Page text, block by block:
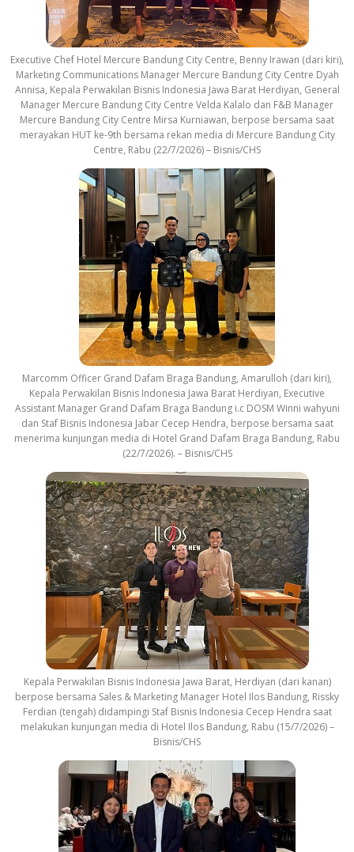
Executive Chef Hotel Mercure Bandung City Centre, Benny Irawan (dari kiri),
Marketing Communications Manager Mercure Bandung City Centre Dyah
Annisa, Kepala Perwakilan Bisnis Indonesia Jawa Barat Herdiyan, General
Manager Mercure Bandung City Centre Velda Kalalo dan F&B Manager
Mercure Bandung City Centre Mirsa Kurniawan, berpose bersama saat
merayakan HUT ke-9th bersama rekan media di Mercure Bandung City
Centre, Rabu (22/7/2026) – Bisnis/CHS
Marcomm Officer Grand Dafam Braga Bandung, Amarulloh (dari kiri),
Kepala Perwakilan Bisnis Indonesia Jawa Barat Herdiyan, Executive
Assistant Manager Grand Dafam Braga Bandung i.c DOSM Winni wahyuni
dan Staf Bisnis Indonesia Jabar Cecep Hendra, berpose bersama saat
menerima kunjungan media di Hotel Grand Dafam Braga Bandung, Rabu
(22/7/2026). – Bisnis/CHS
Kepala Perwakilan Bisnis Indonesia Jawa Barat, Herdiyan (dari kanan)
berpose bersama Sales & Marketing Manager Hotel Ilos Bandung, Rissky
Ferdian (tengah) didampingi Staf Bisnis Indonesia Cecep Hendra saat
melakukan kunjungan media di Hotel Ilos Bandung, Rabu (15/7/2026) –
Bisnis/CHS